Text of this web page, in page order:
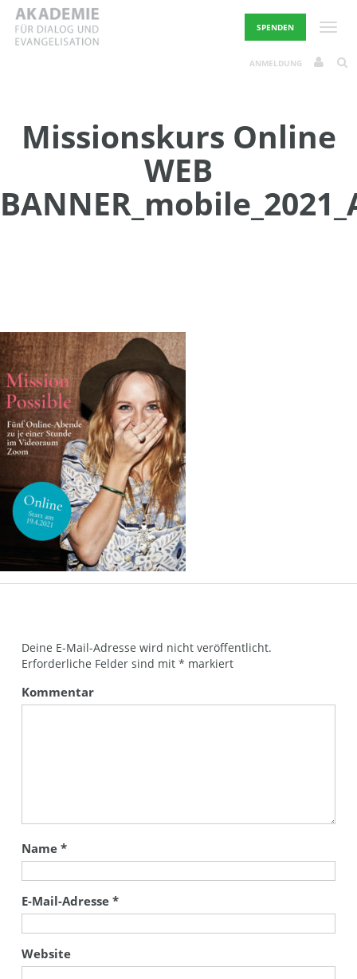
Skip
content
SPENDEN
ANMELDUNG
Missionskurs Online
WEB
Deine E-Mail-Adresse wird nicht veröffentlicht.
Erforderliche Felder sind mit * markiert
Kommentar
Name *
E-Mail-Adresse *
Website